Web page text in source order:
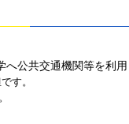
へ公共交通機関等を利用
す。